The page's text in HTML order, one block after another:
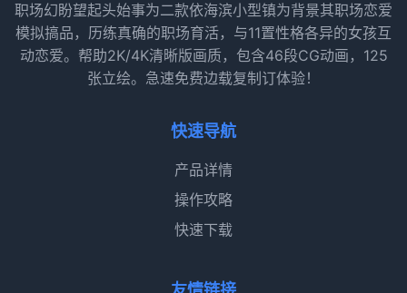
职场幻盼望起头始事为二款依海滨小型镇为背景其职场恋爱
模拟搞品，历练真确的职场育活，与11置性格各异的女孩互
动恋爱。帮助2K/4K清晰版画质，包含46段CG动画，125
张立绘。急速免费边载复制订体验！
快速导航
产品详情
操作攻略
快速下载